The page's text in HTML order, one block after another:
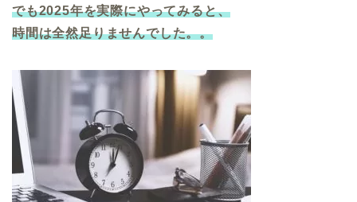
でも2025年を実際にやってみると、
時間は全然足りませんでした。。